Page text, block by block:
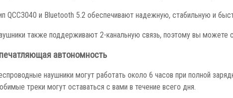
QCC3040 и Bluetooth 5.2 обеспечивают надежную, стабильную и
также поддерживают 2-канальную связь, поэтому вы можете
автономность
наушники могут работать около 6 часов при полной
треки могут оставаться с вами в течение всего дня.